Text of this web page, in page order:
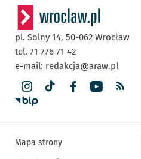
pl. Solny 14, 50-062 Wrocław
tel. 71 776 71 42
e-mail: redakcja@araw.pl
Mapa strony